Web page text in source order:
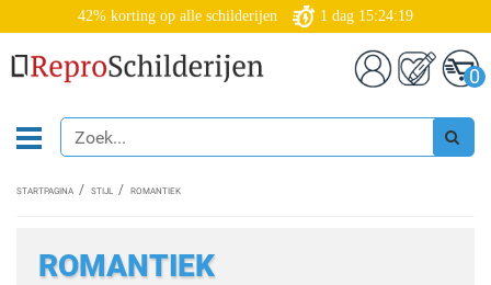
42% korting op alle schilderijen 1 dag 15:24:17
0
STARTPAGINA STIJL ROMANTIEK
ROMANTIEK